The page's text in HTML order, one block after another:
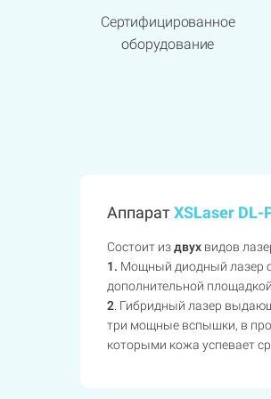
Состоит издвухвидов
1. Мощный диодный лазер
дополнительной
2. Гибридный лазер
три мощные вспышки, в
которыми кожа успевает
АппаратXSLaser DL-
Сертифицированное
оборудование